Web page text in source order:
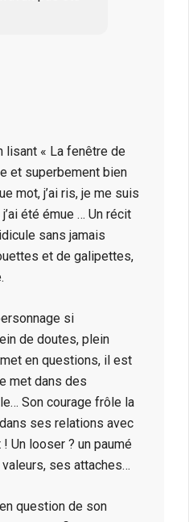
lisant « La fenêtre de
et superbement bien
mot, j’ai ris, je me suis
été émue … Un récit
sans jamais
et de galipettes,
si
de doutes, plein
en questions, il est
met dans des
Son courage frôle la
ses relations avec
Un looser ? un paumé
ses attaches…
question de son